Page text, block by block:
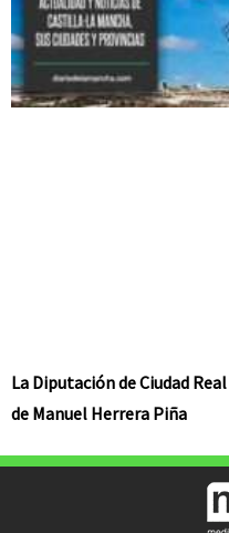
La Diputación de Ciudad
de Manuel Herrera Piña